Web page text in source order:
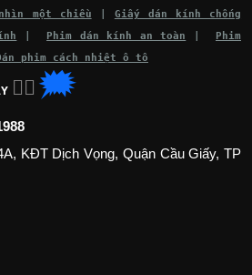
một chiều
Giấy dán kính chống
Phim dán kính an toàn
Phim
phim cách nhiệt ô tô
👉🏽 🗯
KĐT Dịch Vọng, Quận Cầu Giấy, TP